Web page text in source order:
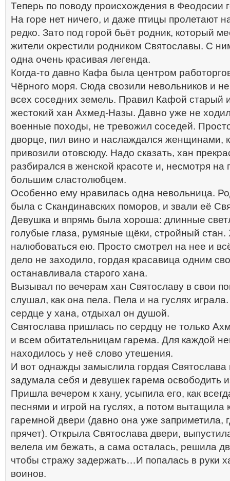
Теперь по поводу происхождения в
На горе нет ничего, и даже птицы пролетают
редко. Зато под горой бьёт родник, который
жители окрестили родником Святославы. С
одна очень красивая легенда.
Когда-то давно Кафа была центром
Чёрного моря. Сюда свозили невольников и
всех соседних земель. Правил Кафой старый
жестокий хан Ахмед-Назы. Давно уже не
военные походы, не тревожил соседей.
дворце, пил вино и наслаждался женщинами,
привозили отовсюду. Надо сказать, хан
разбирался в женской красоте и, несмотря на
большим сластолюбцем.
Особенно ему нравилась одна невольница.
была с Скандинавских поморов, и звали её
Девушка и впрямь была хороша: длинные
голубые глаза, румяные щёки, стройный стан.
налюбоваться ею. Просто смотрел на нее и
дело не заходило, гордая красавица одним
останавливала старого хана.
Вызывал по вечерам хан Святославу в свои
слушал, как она пела. Пела и на гуслях
сердце у хана, отдыхал он душой.
Святослава пришлась по сердцу не только
и всем обитательницам гарема. Для каждой
находилось у неё слово утешения.
И вот однажды замыслила гордая Святослава
задумала себя и девушек гарема освободить
Пришла вечером к хану, усыпила его, как
песнями и игрой на гуслях, а потом вытащила
гаремной двери (давно она уже заприметила,
прячет). Открыла Святослава двери,
велела им бежать, а сама осталась, решила
чтобы стражу задержать…И попалась в руки
воинов.